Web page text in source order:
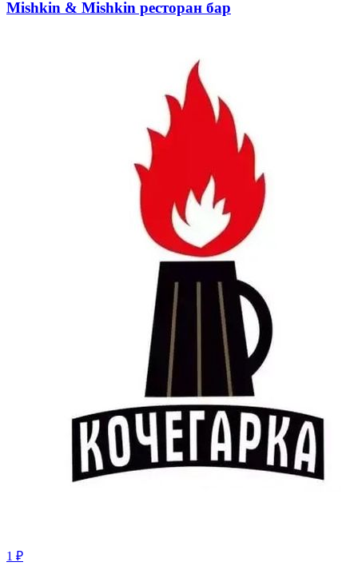
Mishkin & Mishkin ресторан бар
1 ₽